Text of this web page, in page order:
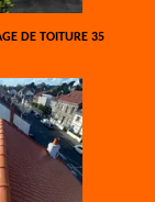
DE TOITURE 35